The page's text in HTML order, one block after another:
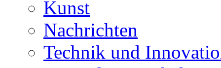
Kunst
Nachrichten
Technik und